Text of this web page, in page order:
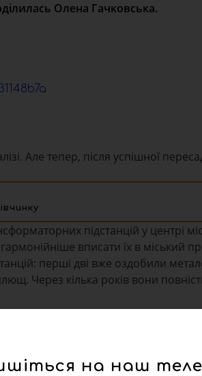
Олена Гачковська.
Але тепер, після успішної
підстанцій у центрі
вписати їх в міський
перші дві вже оздобили
Через кілька років вони
на наш